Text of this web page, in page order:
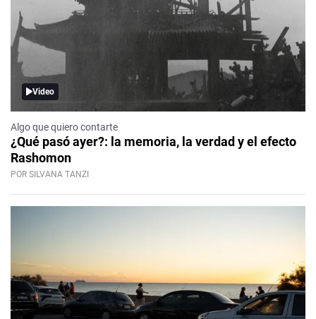
Video
Algo que quiero contarte
¿Qué pasó ayer?: la memoria, la verdad y el efecto
Rashomon
POR SILVANA TANZI